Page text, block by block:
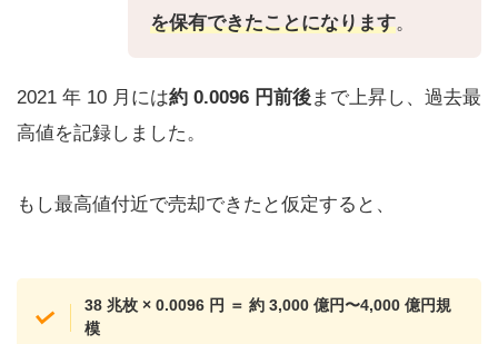
を保有できたことになります。
2021 年 10 月には約 0.0096 円前後まで上昇し、過去最
高値を記録しました。
もし最高値付近で売却できたと仮定すると、
38 兆枚 × 0.0096 円 ＝ 約 3,000 億円〜4,000 億円規
模